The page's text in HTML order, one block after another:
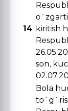
14 kiritish
son,
Bola